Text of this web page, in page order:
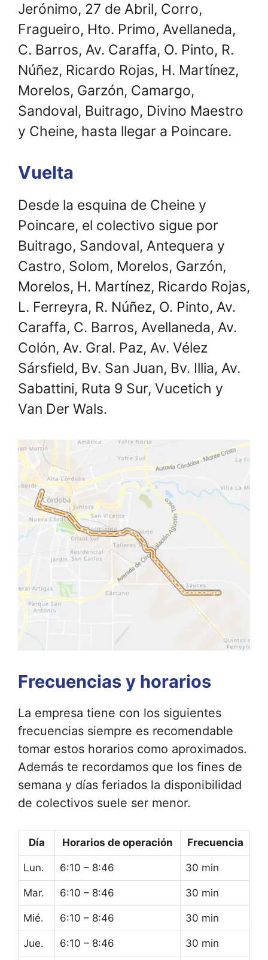
Jerónimo, 27 de Abril, Corro,
Fragueiro, Hto. Primo, Avellaneda,
C. Barros, Av. Caraffa, O. Pinto, R.
Núñez, Ricardo Rojas, H. Martínez,
Morelos, Garzón, Camargo,
Sandoval, Buitrago, Divino Maestro
y Cheine, hasta llegar a Poincare.
Vuelta
Desde la esquina de Cheine y
Poincare, el colectivo sigue por
Buitrago, Sandoval, Antequera y
Castro, Solom, Morelos, Garzón,
Morelos, H. Martínez, Ricardo Rojas,
L. Ferreyra, R. Núñez, O. Pinto, Av.
Caraffa, C. Barros, Avellaneda, Av.
Colón, Av. Gral. Paz, Av. Vélez
Sársfield, Bv. San Juan, Bv. Illia, Av.
Sabattini, Ruta 9 Sur, Vucetich y
Van Der Wals.
Frecuencias y horarios
La empresa tiene con los siguientes
frecuencias siempre es recomendable
tomar estos horarios como aproximados.
Además te recordamos que los fines de
semana y días feriados la disponibilidad
de colectivos suele ser menor.
Día Horarios de operación Frecuencia
Lun. 6:10 – 8:46 30 min
Mar. 6:10 – 8:46 30 min
Mié. 6:10 – 8:46 30 min
Jue. 6:10 – 8:46 30 min